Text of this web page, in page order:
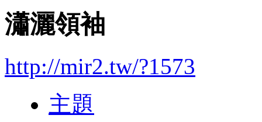
瀟灑領袖
http://mir2.tw/?1573
主題